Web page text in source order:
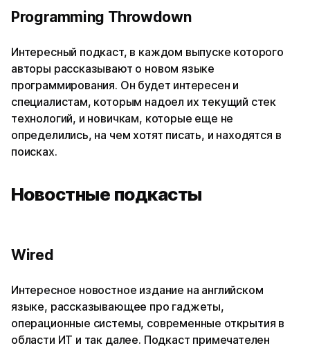
Programming Throwdown
Интересный подкаст, в каждом выпуске которого
авторы рассказывают о новом языке
программирования. Он будет интересен и
специалистам, которым надоел их текущий стек
технологий, и новичкам, которые еще не
определились, на чем хотят писать, и находятся в
поисках.
Новостные подкасты
Wired
Интересное новостное издание на английском
языке, рассказывающее про гаджеты,
операционные системы, современные открытия в
области ИТ и так далее. Подкаст примечателен